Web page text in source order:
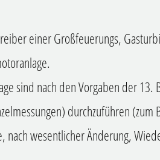
einer Großfeuerungs,
sind nach den Vorgaben der 13.
durchzuführen (zum
nach wesentlicher Änderung,